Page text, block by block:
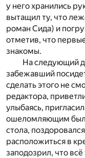
у него хранились
вытащил ту, что
роман Сида) и
отметив, что
знакомы.
На следующий
забежавший
сделать этого не
редактора,
улыбаясь,
ошеломляющим
стола,
расположиться в
заподозрил, что